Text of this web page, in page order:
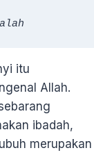
itu
Allah.
ibadah,
merupakan